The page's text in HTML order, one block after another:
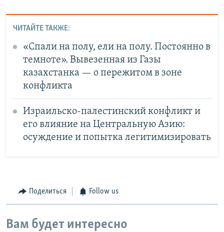
ЧИТАЙТЕ ТАКЖЕ:
«Спали на полу, ели на полу. Постоянно в
темноте». Вывезенная из Газы
казахстанка — о пережитом в зоне
конфликта
Израильско-палестинский конфликт и
его влияние на Центральную Азию:
осуждение и попытка легитимизировать
Поделиться Follow us
Вам будет интересно